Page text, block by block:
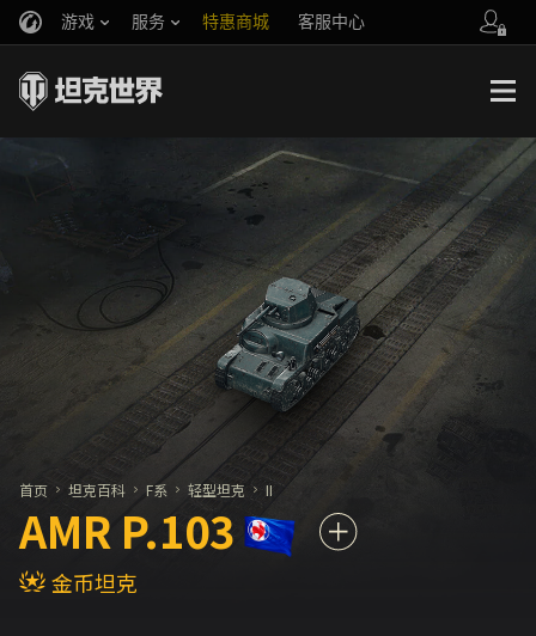
游戏 服务 特惠商城 客服中心
你好，吾久
万圣节
《以战止战》
官方自媒体
首页 坦克百科 F系 轻型坦克 II
AMR P.103
金币坦克